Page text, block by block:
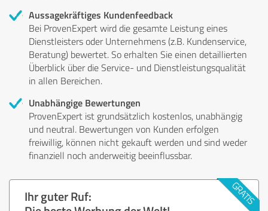
Aussagekräftiges Kundenfeedback
Bei ProvenExpert wird die gesamte Leistung eines
Dienstleisters oder Unternehmens (z.B. Kundenservice,
Beratung) bewertet. So erhalten Sie einen detaillierten
Überblick über die Service- und Dienstleistungsqualität
in allen Bereichen.
Unabhängige Bewertungen
ProvenExpert ist grundsätzlich kostenlos, unabhängig
und neutral. Bewertungen von Kunden erfolgen
freiwillig, können nicht gekauft werden und sind weder
finanziell noch anderweitig beeinflussbar.
Ihr guter Ruf: